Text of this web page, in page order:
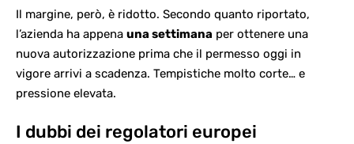
Il margine, però, è ridotto. Secondo quanto riportato,
l’azienda ha appena una settimana per ottenere una
nuova autorizzazione prima che il permesso oggi in
vigore arrivi a scadenza. Tempistiche molto corte… e
pressione elevata.
I dubbi dei regolatori europei